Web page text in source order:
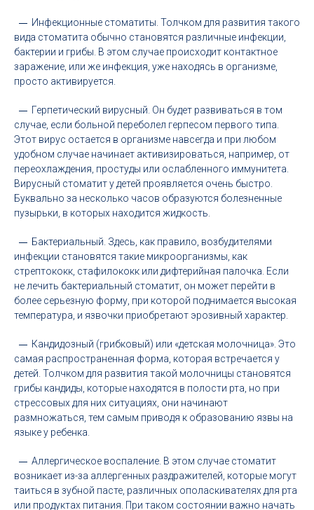
Инфекционные стоматиты. Толчком для развития такого
вида стоматита обычно становятся различные инфекции,
бактерии и грибы. В этом случае происходит контактное
заражение, или же инфекция, уже находясь в организме,
просто активируется.
Герпетический вирусный. Он будет развиваться в том
случае, если больной переболел герпесом первого типа.
Этот вирус остается в организме навсегда и при любом
удобном случае начинает активизироваться, например, от
переохлаждения, простуды или ослабленного иммунитета.
Вирусный стоматит у детей проявляется очень быстро.
Буквально за несколько часов образуются болезненные
пузырьки, в которых находится жидкость.
Бактериальный. Здесь, как правило, возбудителями
инфекции становятся такие микроорганизмы, как
стрептококк, стафилококк или дифтерийная палочка. Если
не лечить бактериальный стоматит, он может перейти в
более серьезную форму, при которой поднимается высокая
температура, и язвочки приобретают эрозивный характер.
Кандидозный (грибковый) или «детская молочница». Это
самая распространенная форма, которая встречается у
детей. Толчком для развития такой молочницы становятся
грибы кандиды, которые находятся в полости рта, но при
стрессовых для них ситуациях, они начинают
размножаться, тем самым приводя к образованию язвы на
языке у ребенка.
Аллергическое воспаление. В этом случае стоматит
возникает из-за аллергенных раздражителей, которые могут
таиться в зубной пасте, различных ополаскивателях для рта
или продуктах питания. При таком состоянии важно начать